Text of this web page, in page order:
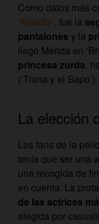
Como datos más
‘Aladdin’, fue la
pantalones y la
llegó Mérida en
princesa zurda,
(‘Tiana y el Sapo’).
La elección
Los fans de la
tenía que ser una
una recogida de
en cuenta. La
de las actrices
elegida por